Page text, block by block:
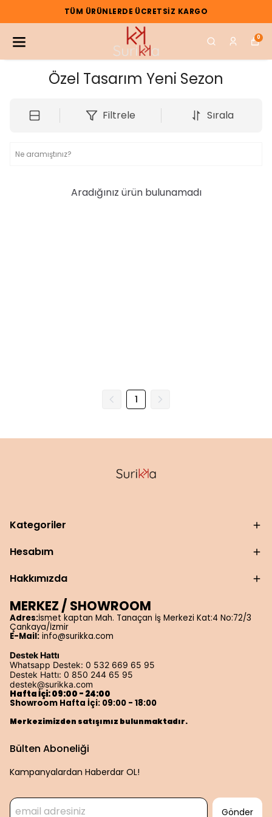
TÜM ÜRÜNLERDE ÜCRETSIZ KARGO
0
Özel Tasarım Yeni Sezon
Filtrele Sırala
Aradığınız ürün bulunamadı
1
Kategoriler
Hesabım
Hakkımızda
MERKEZ / SHOWROOM
Adres:İsmet kaptan Mah. Tanaçan İş Merkezi Kat:4 No:72/3
Çankaya/İzmir
E-Mail: info@surikka.com
Destek Hattı
Whatsapp Destek: 0 532 669 65 95
Destek Hattı: 0 850 244 65 95
destek@surikka.com
Hafta İçi: 09:00 - 24:00
Showroom Hafta İçi: 09:00 - 18:00
Merkezimizden satışımız bulunmaktadır.
Bülten Aboneliği
Kampanyalardan Haberdar OL!
Gönder